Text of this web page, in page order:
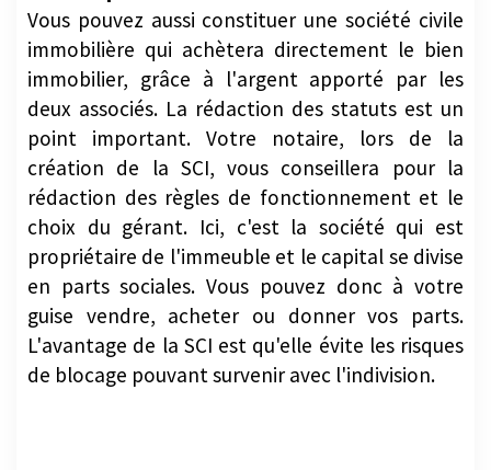
Vous pouvez aussi constituer une société civile
immobilière qui achètera directement le bien
immobilier, grâce à l'argent apporté par les
deux associés. La rédaction des statuts est un
point important. Votre notaire, lors de la
création de la SCI, vous conseillera pour la
rédaction des règles de fonctionnement et le
choix du gérant. Ici, c'est la société qui est
propriétaire de l'immeuble et le capital se divise
en parts sociales. Vous pouvez donc à votre
guise vendre, acheter ou donner vos parts.
L'avantage de la SCI est qu'elle évite les risques
de blocage pouvant survenir avec l'indivision.